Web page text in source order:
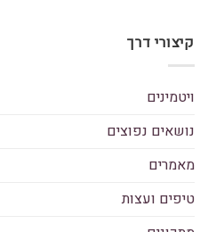
קיצורי דרך
ויטמינים
נושאים נפוצים
מאמרים
טיפים ועצות